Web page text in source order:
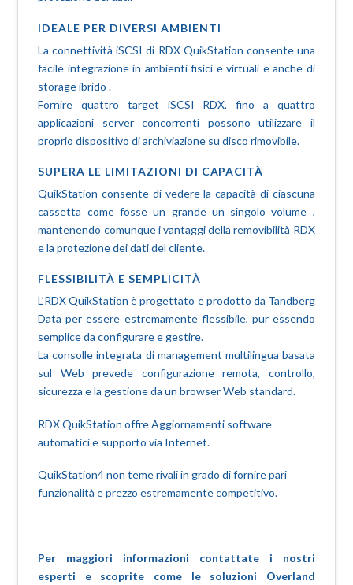
IDEALE PER DIVERSI AMBIENTI
La connettività iSCSI di RDX QuikStation consente una
facile integrazione in ambienti fisici e virtuali e anche di
storage ibrido .
Fornire quattro target iSCSI RDX, fino a quattro
applicazioni server concorrenti possono utilizzare il
proprio dispositivo di archiviazione su disco rimovibile.
SUPERA LE LIMITAZIONI DI CAPACITÀ
QuikStation consente di vedere la capacità di ciascuna
cassetta come fosse un grande un singolo volume ,
mantenendo comunque i vantaggi della removibilità RDX
e la protezione dei dati del cliente.
FLESSIBILITÀ E SEMPLICITÀ
L’RDX QuikStation è progettato e prodotto da Tandberg
Data per essere estremamente flessibile, pur essendo
semplice da configurare e gestire.
La consolle integrata di management multilingua basata
sul Web prevede configurazione remota, controllo,
sicurezza e la gestione da un browser Web standard.
RDX QuikStation offre Aggiornamenti software
automatici e supporto via Internet.
QuikStation4 non teme rivali in grado di fornire pari
funzionalità e prezzo estremamente competitivo.
Per maggiori informazioni contattate i nostri
esperti e scoprite come le soluzioni Overland